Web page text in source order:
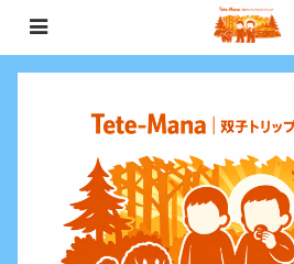
0歳〜未就学児（3歳）双子との週末お出かけ
立つお金・ライフハックをお届けする